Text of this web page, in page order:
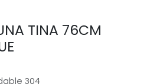
TINA 76CM
304